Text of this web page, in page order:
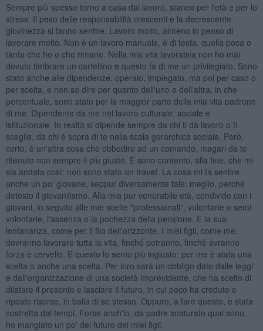
Sempre più spesso torno a casa dal lavoro, stanco per l'età e per lo
stress. Il peso delle responsabilità crescenti e la decrescente
giovinezza si fanno sentire. Lavoro molto, almeno io penso di
lavorare molto. Non è un lavoro manuale, è di testa, quella poca o
tanta che ho o che rimane. Nella mia vita lavorativa non ho mai
dovuto timbrare un cartellino e questo fa di me un privilegiato. Sono
stato anche alle dipendenze, operaio, impiegato, ma poi per caso o
per scelta, e non so dire per quanto dell'uno e dell'altra, in che
percentuale, sono stato per la maggior parte della mia vita padrone
di me. Dipendente da me nel lavoro culturale, sociale e
istituzionale. In realtà si dipende sempre da chi ti dà lavoro o ti
sceglie, da chi è sopra di te nella scala gerarchica sociale. Però,
certo, è un'altra cosa che obbedire ad un comando, magari da te
ritenuto non sempre il più giusto. E sono contento, alla fine, che mi
sia andata così: non sono stato un travet. La cosa mi fa sentire
anche un po' giovane, seppur diversamente tale: meglio, perché
detesto il giovanilismo. Alla mia pur venerabile età, condivido con i
giovani, in seguito alle mie scelte "professionali", volontarie o semi
volontarie, l'assenza o la pochezza della pensione. E la sua
lontananza, come per il filo dell'orizzonte. I miei figli, come me,
dovranno lavorare tutta la vita, finché potranno, finché avranno
forza e cervello. E questo lo sento più ingiusto: per me è stata una
scelta o anche una scelta. Per loro sarà un obbligo dato dalle leggi
e dall'organizzazione di una società imprevidente, che ha scelto di
dilatare il presente e lasciare il futuro, in cui poco ha creduto e
riposto risorse, in balia di se stesso. Oppure, a fare questo, è stata
costretta dai tempi. Forse anch'io, da padre snaturato qual sono,
ho mangiato un po' del futuro dei miei figli.